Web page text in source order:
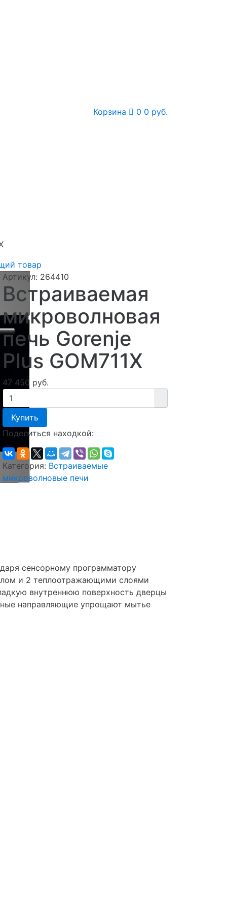
Корзина 0 0 руб.
товар
Артикул: 264410
Встраиваемая
микроволновая
печь Gorenje
Plus GOM711X
47 450 руб.
Купить
Поделиться находкой:
Категория: Встраиваемые
микроволновые печи
сенсорному программатору
и 2 теплоотражающими слоями
внутреннюю поверхность дверцы
направляющие упрощают мытье